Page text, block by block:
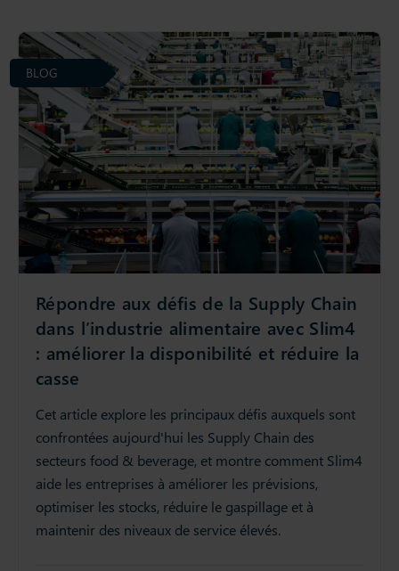
Répondre aux défis de la Supply Chain
dans l’industrie alimentaire avec Slim4
: améliorer la disponibilité et réduire la
casse
Cet article explore les principaux défis auxquels sont
confrontées aujourd'hui les Supply Chain des
secteurs food & beverage, et montre comment Slim4
aide les entreprises à améliorer les prévisions,
optimiser les stocks, réduire le gaspillage et à
maintenir des niveaux de service élevés.
BLOG